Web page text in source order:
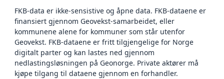
FKB-data er ikke-sensistive og åpne data. FKB-dataene er
finansiert gjennom Geovekst-samarbeidet, eller
kommunene alene for kommuner som står utenfor
Geovekst. FKB-dataene er fritt tilgjengelige for Norge
digitalt parter og kan lastes ned gjennom
nedlastingsløsningen på Geonorge. Private aktører må
kjøpe tilgang til dataene gjennom en forhandler.